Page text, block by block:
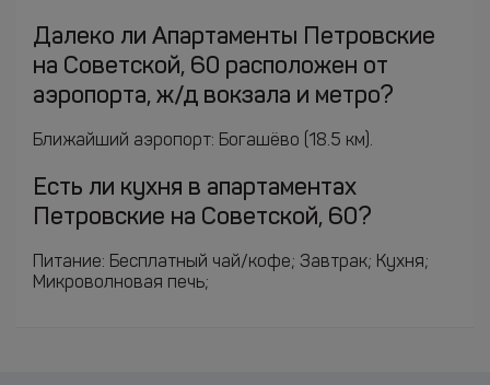
Далеко ли Апартаменты Петровские
на Советской, 60 расположен от
аэропорта, ж/д вокзала и метро?
Ближайший аэропорт: Богашёво (18.5 км).
Есть ли кухня в апартаментах
Петровские на Советской, 60?
Питание: Бесплатный чай/кофе; Завтрак; Кухня;
Микроволновая печь;